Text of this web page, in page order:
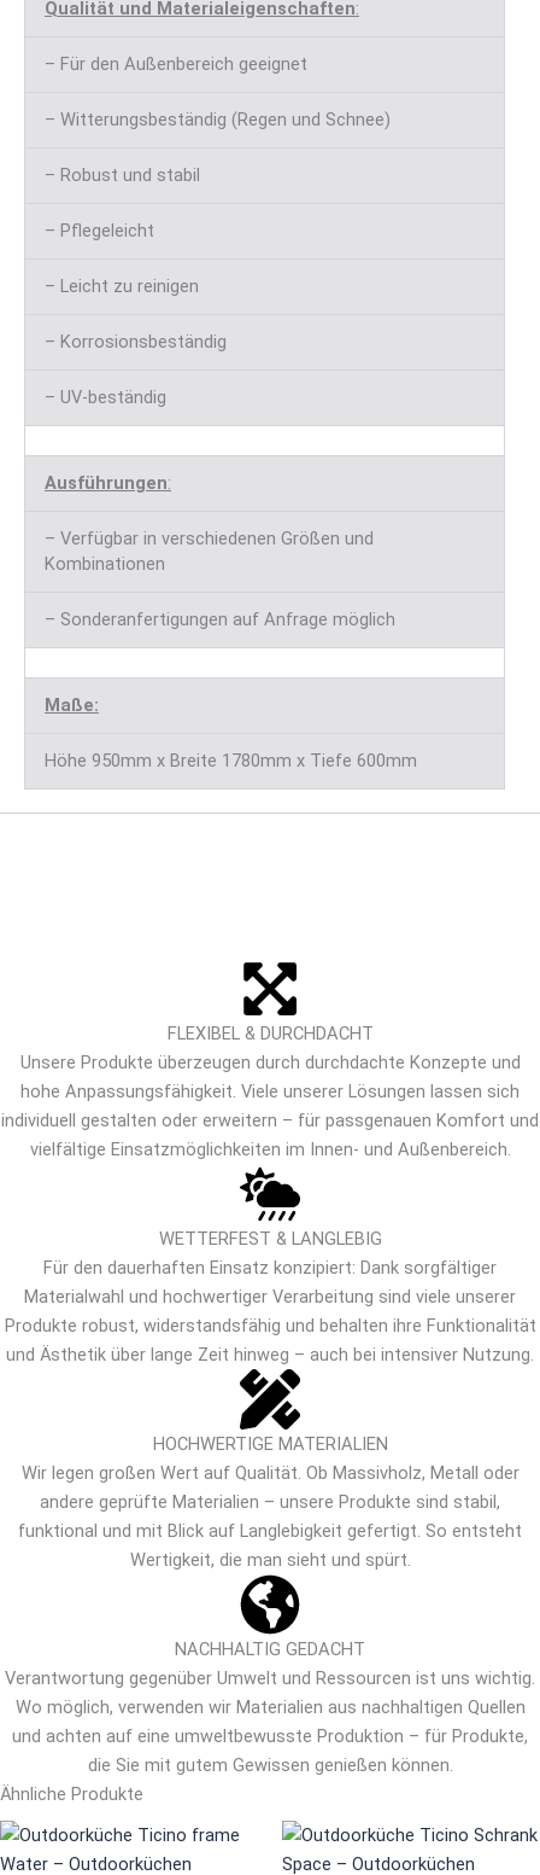
Qualität und Materialeigenschaften:
– Für den Außenbereich geeignet
– Witterungsbeständig (Regen und Schnee)
– Robust und stabil
– Pflegeleicht
– Leicht zu reinigen
– Korrosionsbeständig
– UV-beständig
Ausführungen:
– Verfügbar in verschiedenen Größen und
Kombinationen
– Sonderanfertigungen auf Anfrage möglich
Maße:
Höhe 950mm x Breite 1780mm x Tiefe 600mm
FLEXIBEL & DURCHDACHT
Unsere Produkte überzeugen durch durchdachte Konzepte und
hohe Anpassungsfähigkeit. Viele unserer Lösungen lassen sich
individuell gestalten oder erweitern – für passgenauen Komfort und
vielfältige Einsatzmöglichkeiten im Innen- und Außenbereich.
WETTERFEST & LANGLEBIG
Für den dauerhaften Einsatz konzipiert: Dank sorgfältiger
Materialwahl und hochwertiger Verarbeitung sind viele unserer
Produkte robust, widerstandsfähig und behalten ihre Funktionalität
und Ästhetik über lange Zeit hinweg – auch bei intensiver Nutzung.
HOCHWERTIGE MATERIALIEN
Wir legen großen Wert auf Qualität. Ob Massivholz, Metall oder
andere geprüfte Materialien – unsere Produkte sind stabil,
funktional und mit Blick auf Langlebigkeit gefertigt. So entsteht
Wertigkeit, die man sieht und spürt.
NACHHALTIG GEDACHT
Verantwortung gegenüber Umwelt und Ressourcen ist uns wichtig.
Wo möglich, verwenden wir Materialien aus nachhaltigen Quellen
und achten auf eine umweltbewusste Produktion – für Produkte,
die Sie mit gutem Gewissen genießen können.
Ähnliche Produkte
Dieses